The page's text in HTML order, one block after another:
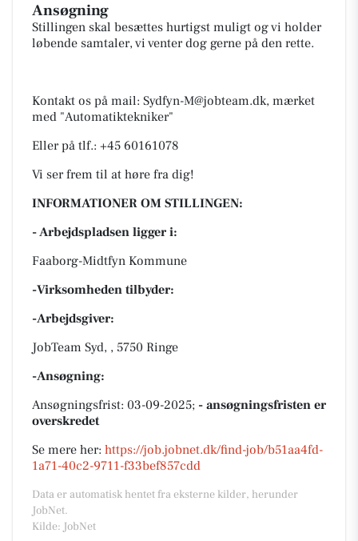
Ansøgning
Stillingen skal besættes hurtigst muligt og vi holder
løbende samtaler, vi venter dog gerne på den rette.
Kontakt os på mail: Sydfyn-M@jobteam.dk, mærket
med "Automatiktekniker"
Eller på tlf.: +45 60161078
Vi ser frem til at høre fra dig!
INFORMATIONER OM STILLINGEN:
- Arbejdspladsen ligger i:
Faaborg-Midtfyn Kommune
-Virksomheden tilbyder:
-Arbejdsgiver:
JobTeam Syd, , 5750 Ringe
-Ansøgning:
Ansøgningsfrist: 03-09-2025; - ansøgningsfristen er
overskredet
Se mere her: https://job.jobnet.dk/find-job/b51aa4fd-
1a71-40c2-9711-f33bef857cdd
Data er automatisk hentet fra eksterne kilder, herunder
JobNet.
Kilde: JobNet